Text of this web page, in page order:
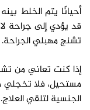
أحيانًا يتم الخلط
قد يؤدي إلى جراحة
تشنج مهبلي الجراحة.
إذا كنت تعاني من
مستحيل، فلا
الجنسية لتلقي العلاج.